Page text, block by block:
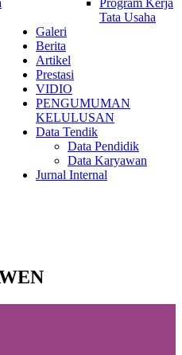
Program Kerja
Tata Usaha
Galeri
Berita
Artikel
Prestasi
VIDIO
PENGUMUMAN
KELULUSAN
Data Tendik
Data Pendidik
Data Karyawan
Jurnal Internal